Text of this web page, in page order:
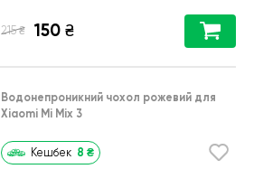
215 ₴ 150 ₴
Водонепроникний чохол рожевий для
Xiaomi Mi Mix 3
Кешбек 8 ₴